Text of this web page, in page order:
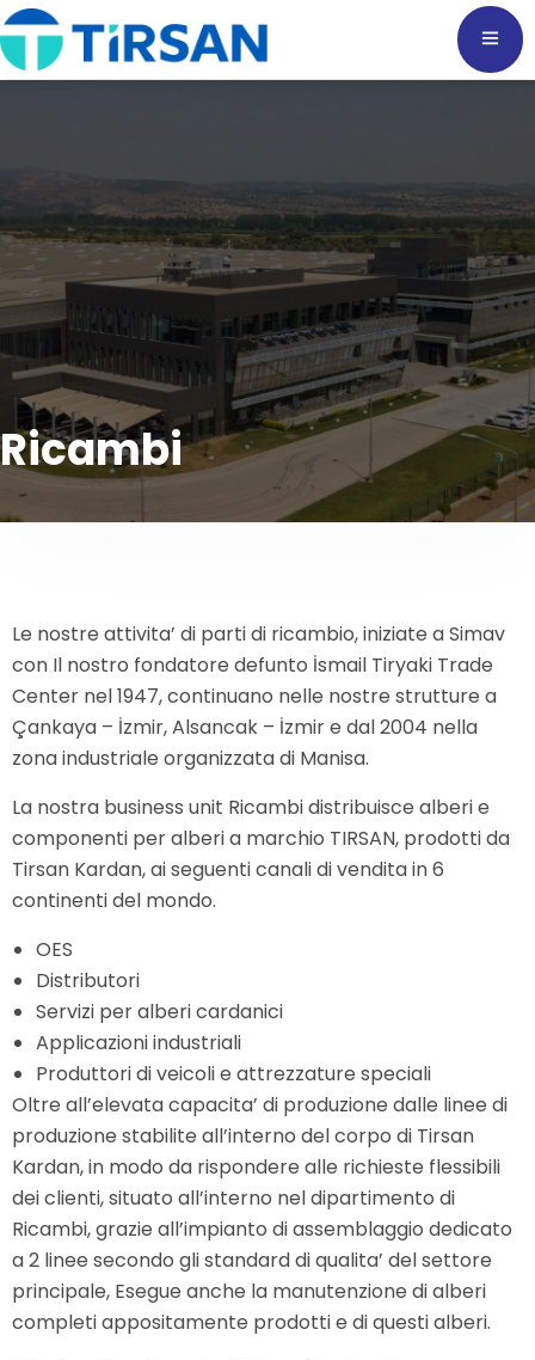
Ricambi
Le nostre attivita’ di parti di ricambio, iniziate a Simav
con Il nostro fondatore defunto İsmail Tiryaki Trade
Center nel 1947, continuano nelle nostre strutture a
Çankaya – İzmir, Alsancak – İzmir e dal 2004 nella
zona industriale organizzata di Manisa.
La nostra business unit Ricambi distribuisce alberi e
componenti per alberi a marchio TIRSAN, prodotti da
Tirsan Kardan, ai seguenti canali di vendita in 6
continenti del mondo.
OES
Distributori
Servizi per alberi cardanici
Applicazioni industriali
Produttori di veicoli e attrezzature speciali
Oltre all’elevata capacita’ di produzione dalle linee di
produzione stabilite all’interno del corpo di Tirsan
Kardan, in modo da rispondere alle richieste flessibili
dei clienti, situato all’interno nel dipartimento di
Ricambi, grazie all’impianto di assemblaggio dedicato
a 2 linee secondo gli standard di qualita’ del settore
principale, Esegue anche la manutenzione di alberi
completi appositamente prodotti e di questi alberi.